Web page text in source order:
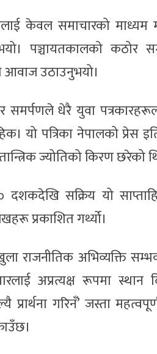
केवल समाचारको माध्यम
पञ्चायतकालको कठोर
आवाज उठाउनुभयो।
र समर्पणले धेरै युवा
यो पत्रिका नेपालको
ज्योतिको किरण छरेको
दशकदेखि सक्रिय यो
प्रकाशित गर्थ्यो।
राजनीतिक अभिव्यक्ति
अप्रत्यक्ष रूपमा
प्रार्थना गरिनँ’ जस्ता